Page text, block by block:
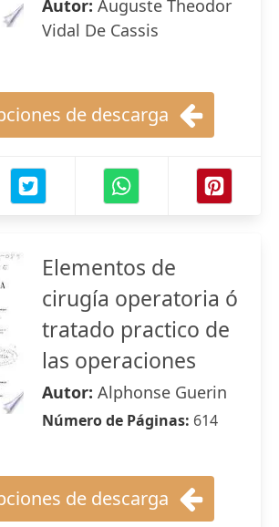
Autor: Auguste Theodor
Vidal De Cassis
de descarga
Elementos de
cirugía operatoria ó
tratado practico de
las operaciones
Autor: Alphonse Guerin
Número de Páginas: 614
de descarga